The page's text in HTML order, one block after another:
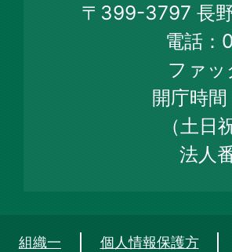
Town
Official
Web
Site
〒399-3797 長
電話：
ファ
開庁時
（土
法人
組織一
個人情報保護方